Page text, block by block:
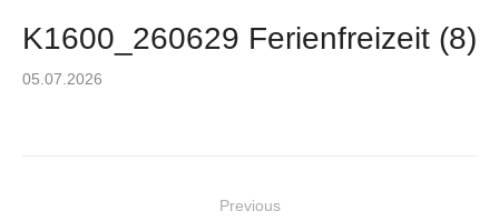
K1600_260629 Ferienfreizeit (8)
Posted
05.07.2026
Beitragsnavigation
Previous